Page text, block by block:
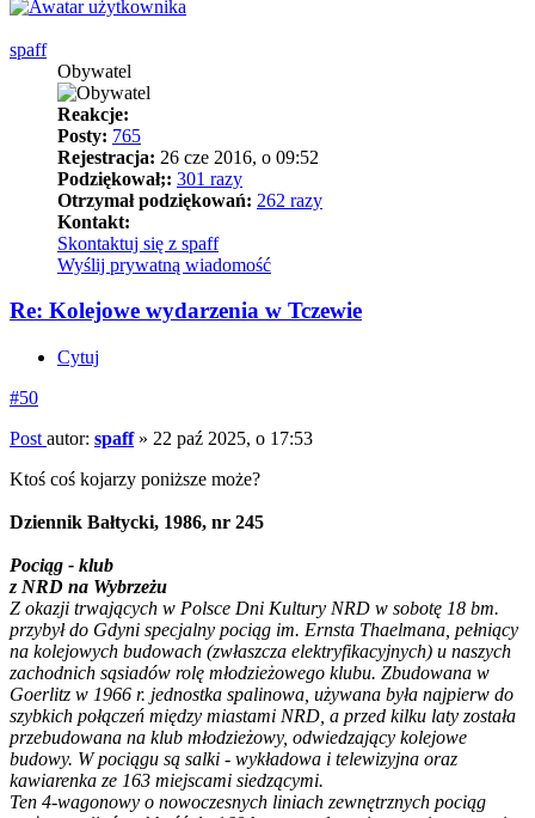
spaff
Obywatel
Reakcje:
Posty: 765
Rejestracja: 26 cze 2016, o 09:52
Podziękował;: 301 razy
Otrzymał podziękowań: 262 razy
Kontakt:
Skontaktuj się z spaff
Wyślij prywatną wiadomość
Re: Kolejowe wydarzenia w Tczewie
Cytuj
#50
Post autor: spaff» 22 paź 2025, o 17:53
Ktoś coś kojarzy poniższe może?
Dziennik Bałtycki, 1986, nr 245
Pociąg - klub
z NRD na Wybrzeżu
Z okazji trwających w Polsce Dni Kultury NRD w sobotę 18 bm.
przybył do Gdyni specjalny pociąg im. Ernsta Thaelmana, pełniący
na kolejowych budowach (zwłaszcza elektryfikacyjnych) u naszych
zachodnich sąsiadów rolę młodzieżowego klubu. Zbudowana w
Goerlitz w 1966 r. jednostka spalinowa, używana była najpierw do
szybkich połączeń między miastami NRD, a przed kilku laty została
przebudowana na klub młodzieżowy, odwiedzający kolejowe
budowy. W pociągu są salki - wykładowa i telewizyjna oraz
kawiarenka ze 163 miejscami siedzącymi.
Ten 4-wagonowy o nowoczesnych liniach zewnętrznych pociąg